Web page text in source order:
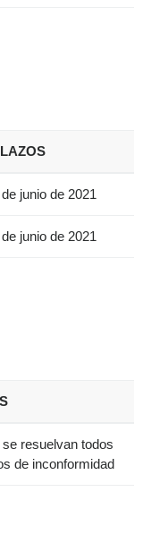
junio de 2021
junio de 2021
resuelvan todos
de inconformidad